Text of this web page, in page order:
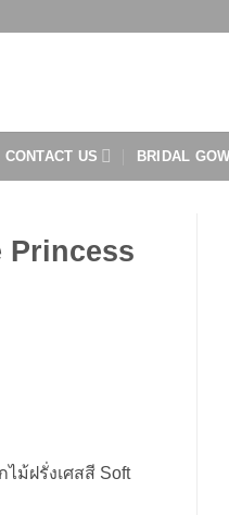
CONTACT US BRIDAL
Princess
ม้ฝรั่งเศสสี Soft